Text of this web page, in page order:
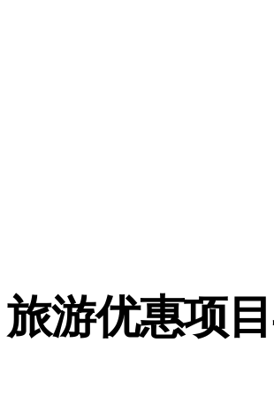
旅游优惠项